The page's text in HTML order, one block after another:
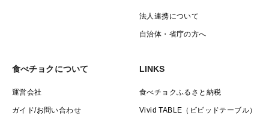
法人連携について
自治体・省庁の方へ
食べチョクについて
運営会社
ガイド/お問い合わせ
LINKS
食べチョクふるさと納税
Vivid TABLE（ビビッドテーブル）